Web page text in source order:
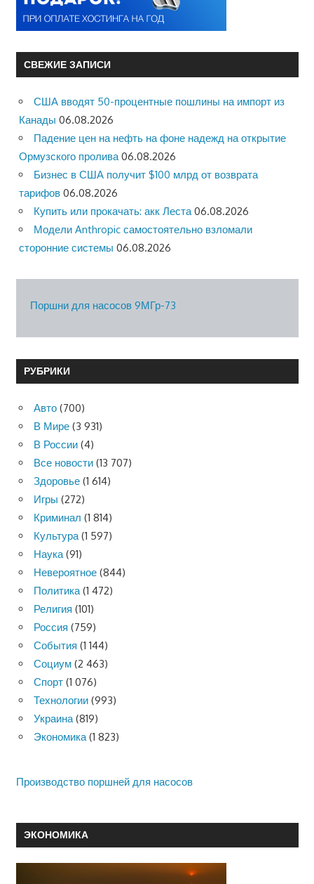
СВЕЖИЕ ЗАПИСИ
США вводят 50-процентные пошлины на импорт из
Канады 06.08.2026
Падение цен на нефть на фоне надежд на открытие
Ормузского пролива 06.08.2026
Бизнес в США получит $100 млрд от возврата
тарифов 06.08.2026
Купить или прокачать: акк Леста 06.08.2026
Модели Anthropic самостоятельно взломали
сторонние системы 06.08.2026
Поршни для насосов 9МГр-73
РУБРИКИ
Авто (700)
В Мире (3 931)
В России (4)
Все новости (13 707)
Здоровье (1 614)
Игры (272)
Криминал (1 814)
Культура(1 597)
Наука(91)
Невероятное (844)
Политика(1 472)
Религия (101)
Россия (759)
События (1 144)
Социум (2 463)
Спорт (1 076)
Технологии (993)
Украина(819)
Экономика(1 823)
Производство поршней для насосов
ЭКОНОМИКА